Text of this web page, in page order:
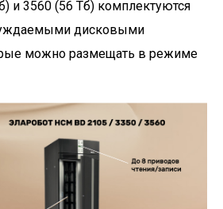
и 3560 (56 Тб) комплектуются
дисковыми
можно размещать в режиме